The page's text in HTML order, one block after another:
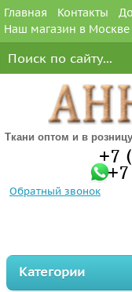
Главная Контакты
Наш магазин в Москве
Ткани оптом и в
+7
+7
Обратный звонок
Категории